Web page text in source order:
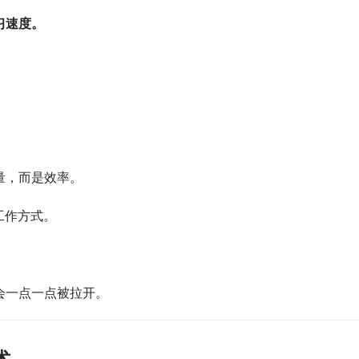
度。
而是效率。
方式。
点一点被拉开。